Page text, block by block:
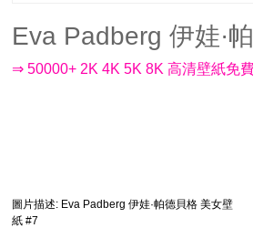
Eva Padberg 伊娃·
⇒ 50000+ 2K 4K 5K 8K 高清壁紙免
圖片描述: Eva Padberg 伊娃·帕德貝格 美女壁
紙 #7